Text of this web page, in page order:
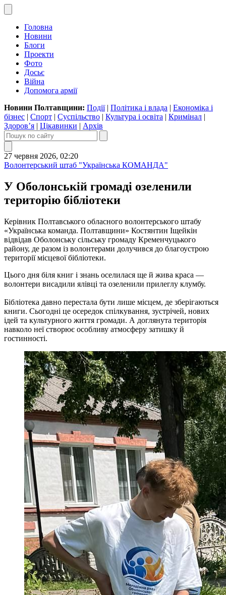
Головна
Новини
Блоги
Проекти
Фото
Досьє
Війна
Допомога армії
Новини Полтавщини: Події| Політика і влада | Економіка і
бізнес | Спорт | Суспільство | Культура і освіта | Кримінал |
Здоров’я | Цікавинки | Архів
27 червня 2026, 02:20
Волонтерський штаб "Українська КОМАНДА"
У Оболонській громаді озеленили
територію бібліотеки
Керівник Полтавського обласного волонтерського штабу
«Українська команда. Полтавщини» Костянтин Іщейкін
відвідав Оболонську сільську громаду Кременчуцького
району, де разом із волонтерами долучився до благоустрою
території місцевої бібліотеки.
Цього дня біля книг і знань оселилася ще й жива краса —
волонтери висадили ялівці та озеленили прилеглу клумбу.
Бібліотека давно перестала бути лише місцем, де зберігаються
книги. Сьогодні це осередок спілкування, зустрічей, нових
ідей та культурного життя громади. А доглянута територія
навколо неї створює особливу атмосферу затишку й
гостинності.